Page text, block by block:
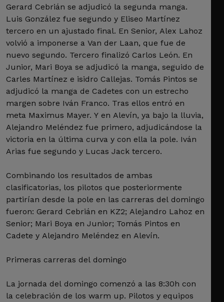
Gerard Cebrián se adjudicó la segunda manga.
Luis González fue segundo y Eliseo Martínez
tercero en un ajustado final. En Senior, Alex Lahoz
volvió a imponerse a Van der Laan, que fue de
nuevo segundo. Tercero finalizó Carlos León. En
Junior, Mari Boya se adjudicó la manga, seguido de
Carles Martínez e isidro Callejas. Tomás Pintos se
adjudicó la manga de Cadetes con un estrecho
margen sobre Iván Franco. Tras ellos entró en
meta Maximus Mayer. Y en Alevín, ya bajo la lluvia,
Alejandro Meléndez fue primero, adjudicándose la
victoria en la última curva y con ella la pole. Iván
Arias fue segundo y Lucas Jack tercero.
Combinando los resultados de ambas
clasificatorias, los pilotos que posteriormente
partirían desde la pole en las carreras del domingo
fueron: Gerard Cebrián en KZ2; Alejandro Lahoz en
Senior; Mari Boya en Junior; Tomás Pintos en
Cadete y Alejandro Meléndez en Alevín.
Primeras carreras del domingo
La jornada del domingo comenzó a las 8:30h con
la celebración de los warm up. Pilotos y equipos